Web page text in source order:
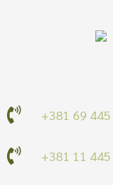
+381 69
+381 11